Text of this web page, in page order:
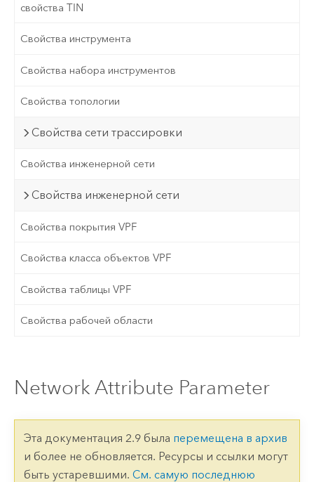
свойства TIN
Свойства инструмента
Свойства набора инструментов
Свойства топологии
Свойства сети трассировки
Свойства инженерной сети
Свойства инженерной сети
Свойства покрытия VPF
Свойства класса объектов VPF
Свойства таблицы VPF
Свойства рабочей области
Network Attribute Parameter
Эта документация 2.9 была перемещена в архив
и более не обновляется. Ресурсы и ссылки могут
быть устаревшими. См. самую последнюю